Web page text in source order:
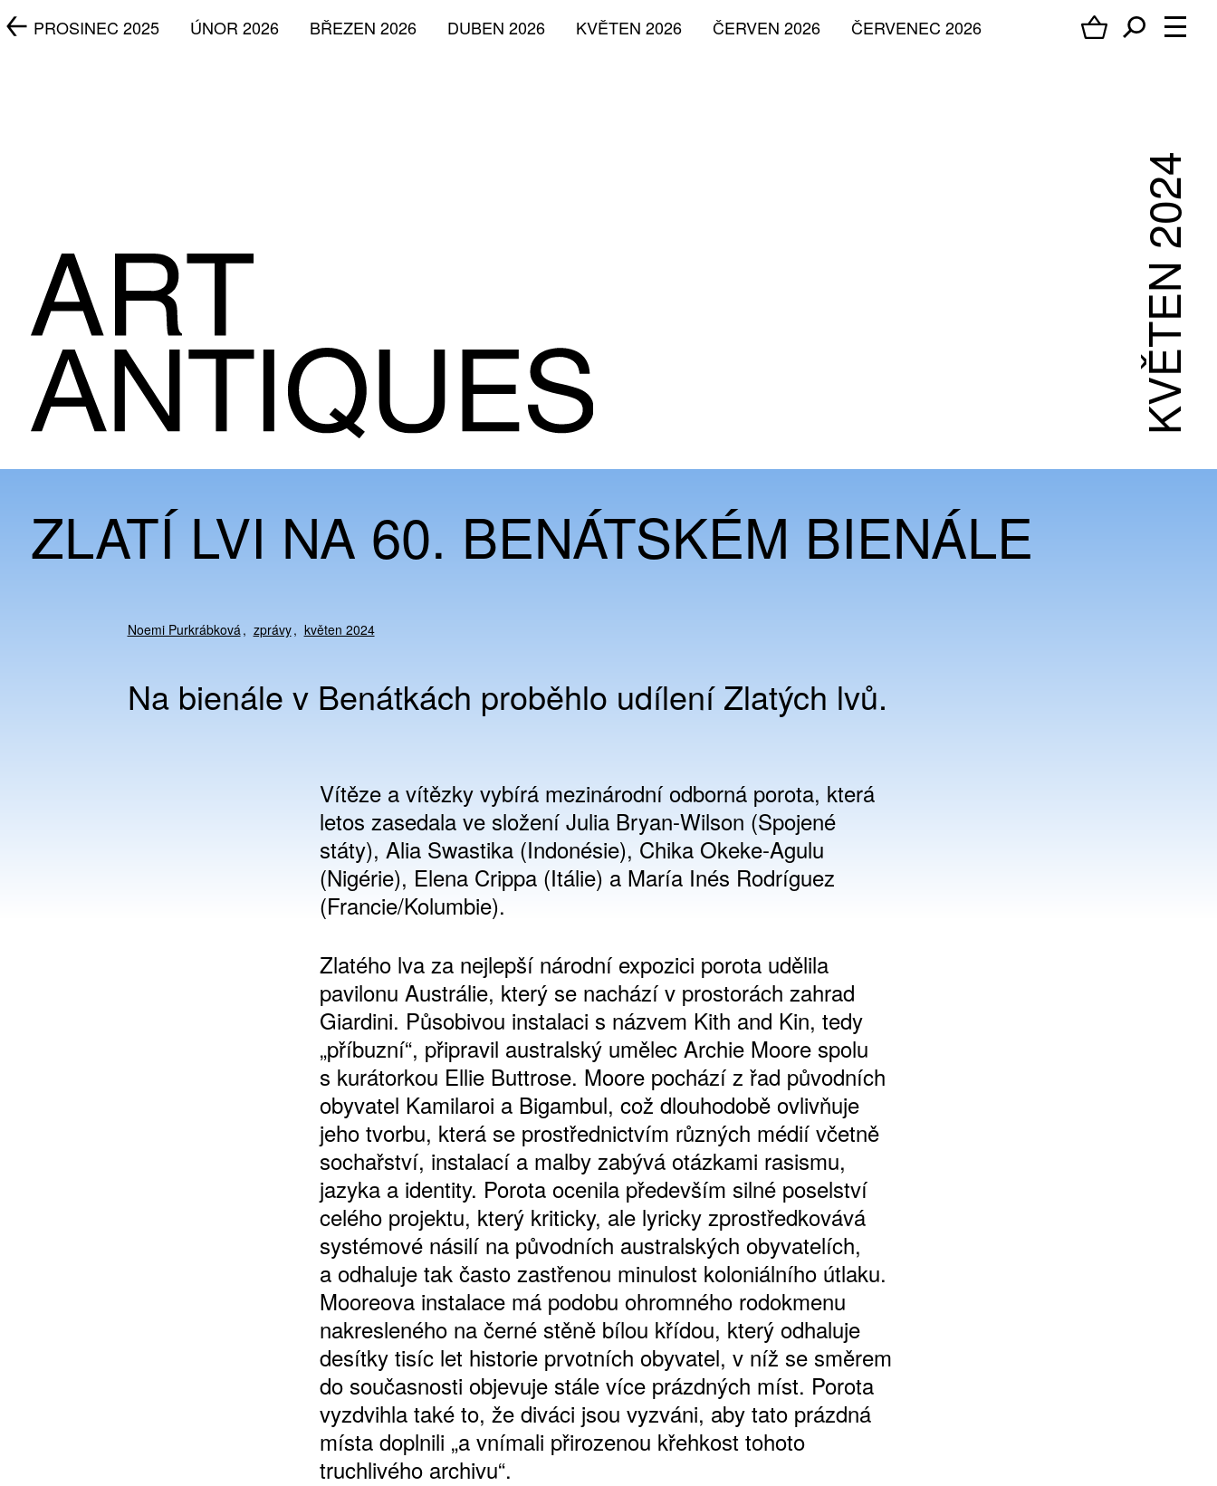
ČERVENEC 2026
ČERVEN 2026
KVĚTEN 2026
DUBEN 2026
BŘEZEN 2026
ÚNOR 2026
PROSINEC 2025
KVĚTEN 2024
ZLATÍ LVI NA 60. BENÁTSKÉM BIENÁLE
Noemi Purkrábková zprávy květen 2024
Na bienále v Benátkách proběhlo udílení Zlatých lvů.
Vítěze a vítězky vybírá mezinárodní odborná porota, která
letos zasedala ve složení Julia Bryan-Wilson (Spojené
státy), Alia Swastika (Indonésie), Chika Okeke-Agulu
(Nigérie), Elena Crippa (Itálie) a María Inés Rodríguez
(Francie/Kolumbie).
Zlatého lva za nejlepší národní expozici porota udělila
pavilonu Austrálie, který se nachází v prostorách zahrad
Giardini. Působivou instalaci s názvem Kith and Kin, tedy
„příbuzní“, připravil australský umělec Archie Moore spolu
s kurátorkou Ellie Buttrose. Moore pochází z řad původních
obyvatel Kamilaroi a Bigambul, což dlouhodobě ovlivňuje
jeho tvorbu, která se prostřednictvím různých médií včetně
sochařství, instalací a malby zabývá otázkami rasismu,
jazyka a identity. Porota ocenila především silné poselství
celého projektu, který kriticky, ale lyricky zprostředkovává
systémové násilí na původních australských obyvatelích,
a odhaluje tak často zastřenou minulost koloniálního útlaku.
Mooreova instalace má podobu ohromného rodokmenu
nakresleného na černé stěně bílou křídou, který odhaluje
desítky tisíc let historie prvotních obyvatel, v níž se směrem
do současnosti objevuje stále více prázdných míst. Porota
vyzdvihla také to, že diváci jsou vyzváni, aby tato prázdná
místa doplnili „a vnímali přirozenou křehkost tohoto
truchlivého archivu“.